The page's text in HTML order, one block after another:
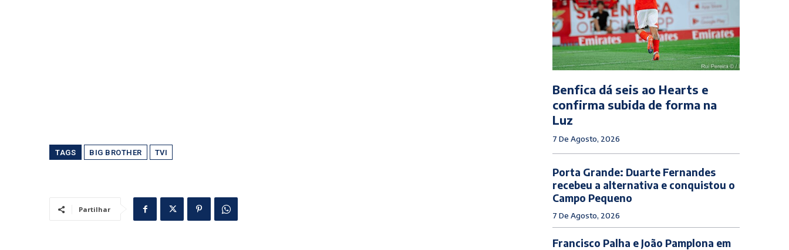
TAGS BIG BROTHER TVI
Partilhar
Benfica dá seis ao Hearts e
confirma subida de forma na
Luz
7 De Agosto, 2026
Porta Grande: Duarte Fernandes
recebeu a alternativa e conquistou o
Campo Pequeno
7 De Agosto, 2026
Francisco Palha e João Pamplona em